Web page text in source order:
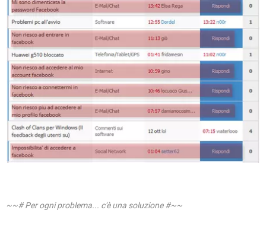
~~# Per ogni problema... c'è una soluzione #~~